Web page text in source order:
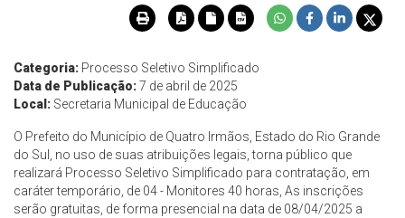
Categoria: Processo Seletivo Simplificado
Data de Publicação:7 de abril de 2025
Local: Secretaria Municipal de Educação
O Prefeito do Município de Quatro Irmãos, Estado do Rio Grande
do Sul, no uso de suas atribuições legais, torna público que
realizará Processo Seletivo Simplificado para contratação, em
caráter temporário, de 04 - Monitores 40 horas, As inscrições
serão gratuitas, de forma presencial na data de 08/04/2025 a